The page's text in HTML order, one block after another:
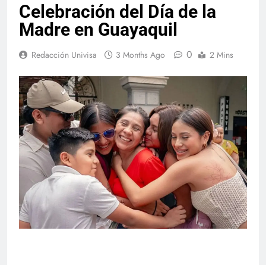
Celebración del Día de la
Madre en Guayaquil
Redacción Univisa 3 Months Ago 0 2 Mins